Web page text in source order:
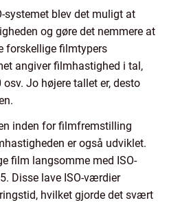
systemet blev det muligt at
og gøre det nemmere at
forskellige filmtypers
angiver filmhastighed i tal,
osv. Jo højere tallet er, desto
inden for filmfremstilling
er også udviklet.
film langsomme med ISO-
Disse lave ISO-værdier
hvilket gjorde det svært